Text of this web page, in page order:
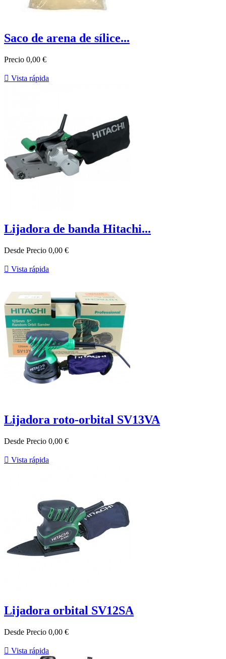
Saco de arena de sílice...
Precio 0,00 €
 Vista rápida
Lijadora de banda Hitachi...
Desde Precio 0,00 €
 Vista rápida
Lijadora roto-orbital SV13VA
Desde Precio 0,00 €
 Vista rápida
Lijadora orbital SV12SA
Desde Precio 0,00 €
 Vista rápida